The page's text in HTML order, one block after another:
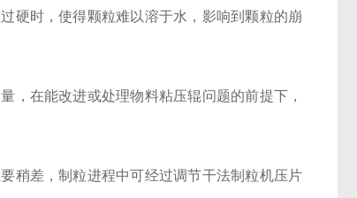
硬时，使得颗粒难以溶于水，影响到颗粒的崩
，在能改进或处理物料粘压辊问题的前提下，
稍差，制粒进程中可经过调节干法制粒机压片